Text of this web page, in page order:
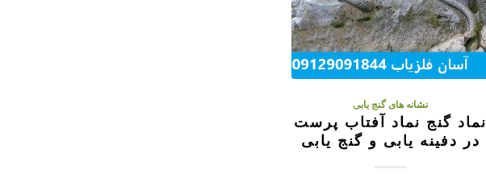
نشانه های گنج یابی
نماد گنج نماد آفتاب پرست
در دفینه یابی و گنج یابی